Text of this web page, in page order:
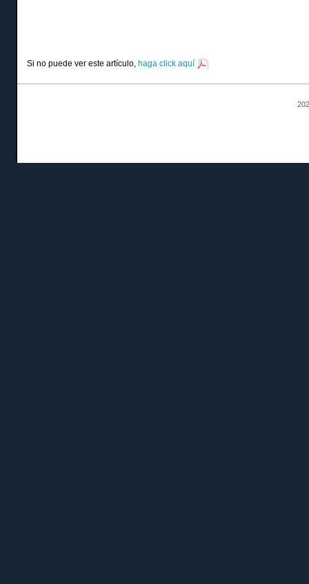
Si no puede ver este artículo, haga click aquí